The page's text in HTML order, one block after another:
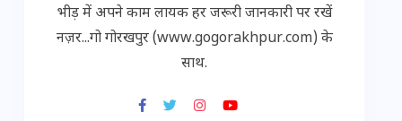
भीड़ में अपने काम लायक हर जरूरी जानकारी पर रखें
नज़र...गो गोरखपुर (www.gogorakhpur.com) के
साथ.